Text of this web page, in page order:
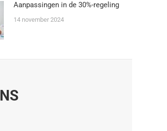
Aanpassingen in de 30%-regeling
14 november 2024